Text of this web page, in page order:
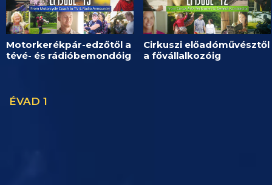
Motorkerékpár-edzőtől a
tévé- és rádióbemondóig
Cirkuszi előadóművésztől
a fővállalkozóig
ÉVAD 1